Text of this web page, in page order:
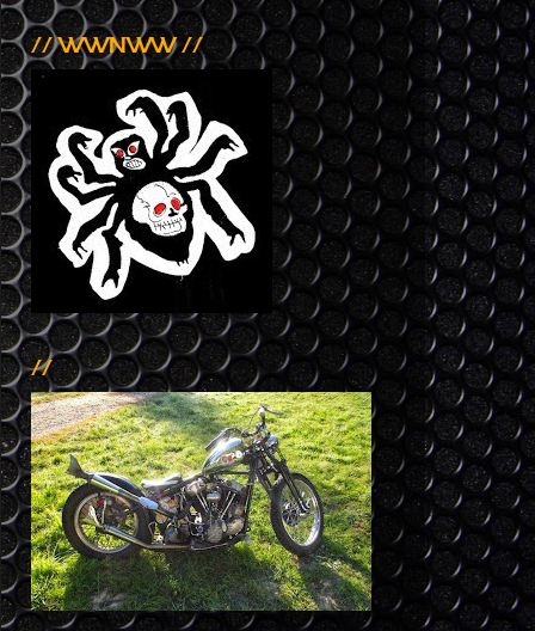
// WWNWW //
//